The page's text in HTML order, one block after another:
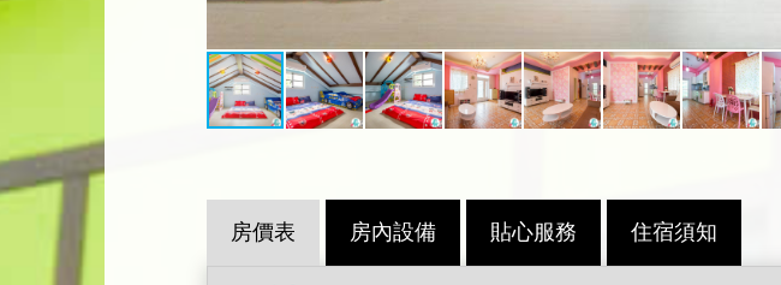
房價表 房內設備 貼心服務 住宿須知